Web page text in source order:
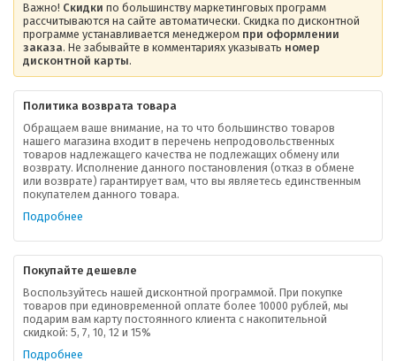
Важно! Скидки по большинству маркетинговых программ
рассчитываются на сайте автоматически. Скидка по дисконтной
программе устанавливается менеджером при оформлении
заказа. Не забывайте в комментариях указывать номер
дисконтной карты.
Политика возврата товара
Обращаем ваше внимание, на то что большинство товаров
нашего магазина входит в перечень непродовольственных
товаров надлежащего качества не подлежащих обмену или
возврату. Исполнение данного постановления (отказ в обмене
или возврате) гарантирует вам, что вы являетесь единственным
покупателем данного товара.
Подробнее
Покупайте дешевле
Воспользуйтесь нашей дисконтной программой. При покупке
товаров при единовременной оплате более 10000 рублей, мы
подарим вам карту постоянного клиента с накопительной
скидкой: 5, 7, 10, 12 и 15%
Подробнее
О компании
Ваша скидка
Контактная информация
В помощь покупателю
Форма обратной связи